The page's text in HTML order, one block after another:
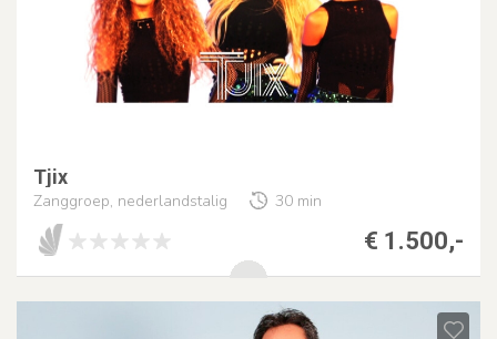
Tjix
Zanggroep, nederlandstalig 30 min
€ 1.500,-